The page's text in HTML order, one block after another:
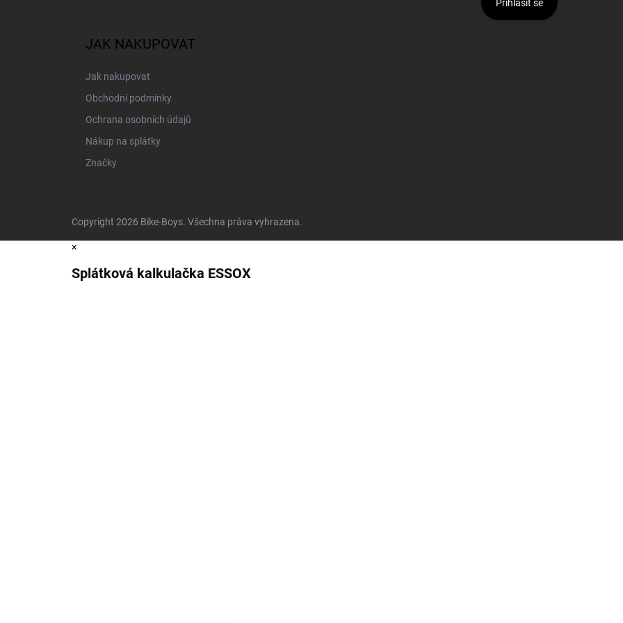
Přihlásit se
JAK NAKUPOVAT
Jak nakupovat
Obchodní podmínky
Ochrana osobních údajů
Nákup na splátky
Značky
Copyright 2026 Bike-Boys. Všechna práva vyhrazena.
×
Splátková kalkulačka ESSOX